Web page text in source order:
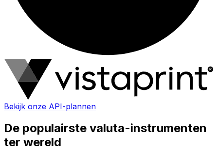
Bekijk onze API-plannen
De populairste valuta-instrumenten
ter wereld